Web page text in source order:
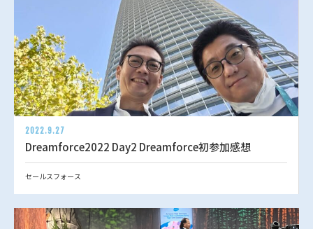
2022.9.27
Dreamforce2022 Day2 Dreamforce初参加感想
セールスフォース